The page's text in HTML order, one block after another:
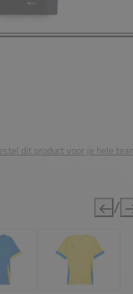
dit product voor je hele
/